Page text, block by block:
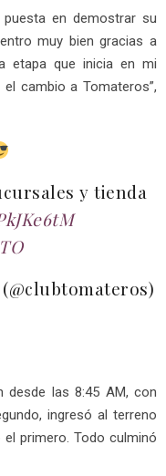
en demostrar su
muy bien gracias a
etapa que inicia en mi
cambio a Tomateros”,
y tienda
desde las 8:45 AM, con
ingresó al terreno
primero. Todo culminó